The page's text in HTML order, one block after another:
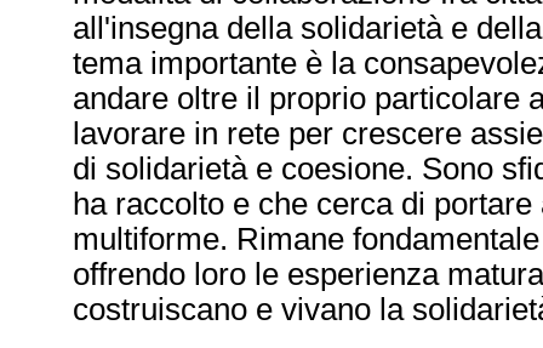
all'insegna della solidarietà e
tema importante è la
andare oltre il proprio particolare
lavorare in rete per crescere
di solidarietà e coesione. Sono
ha raccolto e che cerca di
multiforme. Rimane
offrendo loro le esperienza
costruiscano e vivano la